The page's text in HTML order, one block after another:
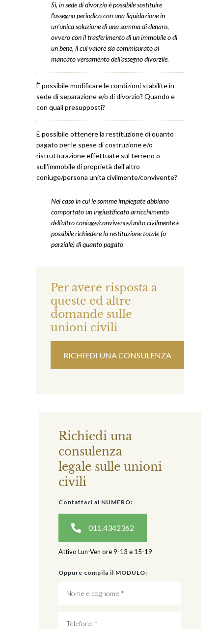
Sì, in sede di divorzio è possibile sostituire
l’assegno periodico con una liquidazione in
un’unica soluzione di una somma di denaro,
ovvero con il trasferimento di un immobile o di
un bene, il cui valore sia commisurato al
mancato versamento dell’assegno divorzile.
È possibile modificare le condizioni stabilite in
sede di separazione e/o di divorzio? Quando e
con quali presupposti?
È possibile ottenere la restituzione di quanto
pagato per le spese di costruzione e/o
ristrutturazione effettuate sul terreno o
sull'immobile di proprietà dell'altro
coniuge/persona unita civilmente/convivente?
Nel caso in cui le somme impiegate abbiano
comportato un ingiustificato arricchimento
dell’altro coniuge/convivente/unito civilmente è
possibile richiedere la restituzione totale (o
parziale) di quanto pagato
Per avere risposta a
queste ed altre
domande sulle
unioni civili
RICHIEDI UNA CONSULENZA
Richiedi una
consulenza
legale sulle unioni
civili
Contattaci al NUMERO:
011.4342362
Attivo Lun-Ven ore 9-13 e 15-19
Oppure compila il MODULO: